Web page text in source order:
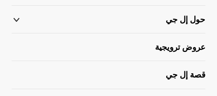
حول إل جي
عروض ترويجية
قصة إل جي